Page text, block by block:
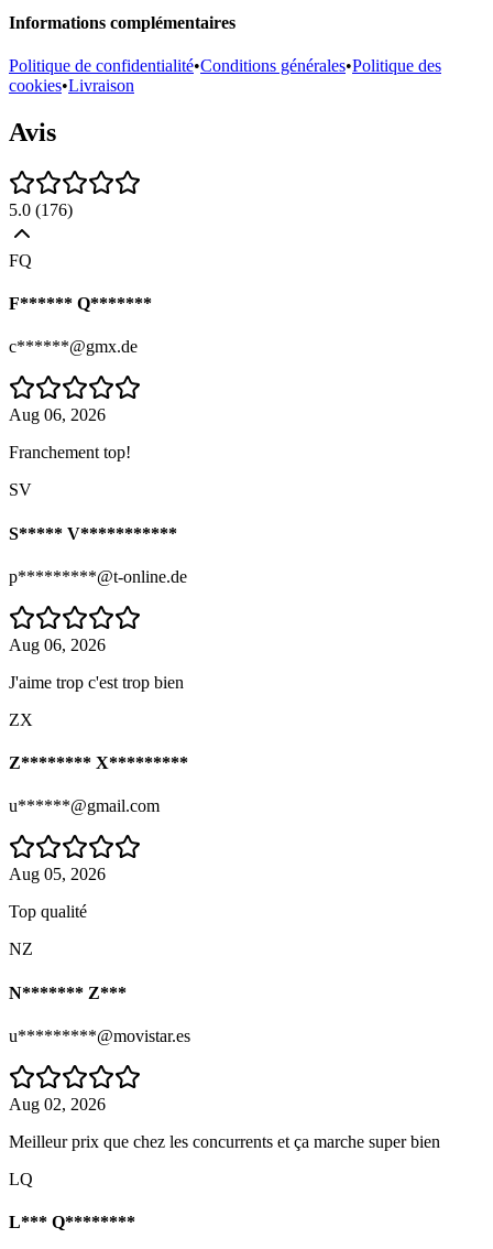
Informations complémentaires
Politique de confidentialité•Conditions générales•Politique des
cookies•Livraison
Avis
5.0 (176)
FQ
F****** Q*******
c******@gmx.de
Aug 06, 2026
Franchement top!
SV
S***** V***********
p*********@t-online.de
Aug 06, 2026
J'aime trop c'est trop bien
ZX
Z******** X*********
u******@gmail.com
Aug 05, 2026
Top qualité
NZ
N******* Z***
u*********@movistar.es
Aug 02, 2026
Meilleur prix que chez les concurrents et ça marche super bien
LQ
L*** Q********